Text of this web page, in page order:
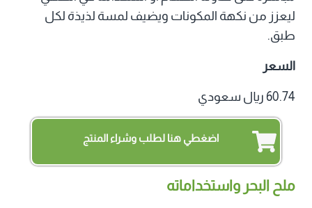
ليعزز من نكهة المكونات ويضيف لمسة لذيذة لكل
طبق.
السعر
60.74 ريال سعودي
اضغطي هنا لطلب وشراء المنتج
ملح البحر واستخداماته